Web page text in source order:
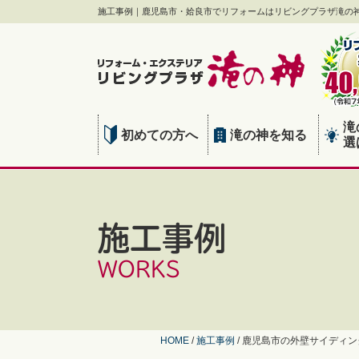
施工事例｜鹿児島市・姶良市でリフォームはリビングプラザ滝の
初めての方へ 滝の神を知る
滝
選
施工事例
WORKS
HOME /施工事例 / 鹿児島市の外壁サイディ